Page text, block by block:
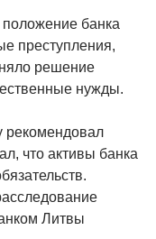
банка
преступления,
решение
нужды.
рекомендовал
что активы банка
Литвы